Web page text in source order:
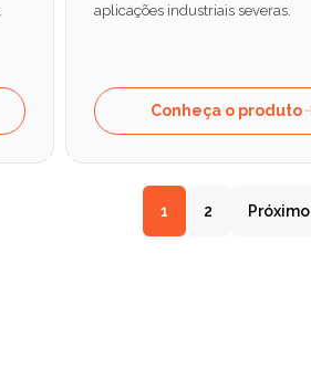
aplicações industriais severas.
Conheça o produto
1 2 Próximo